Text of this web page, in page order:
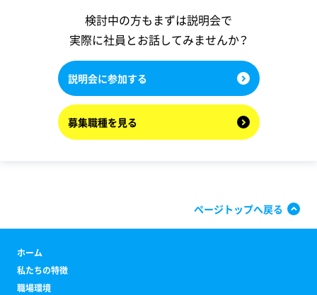
検討中の方もまずは説明会で
実際に社員とお話してみませんか？
説明会に参加する
募集職種を見る
ページトップへ戻る
ホーム
私たちの特徴
職場環境